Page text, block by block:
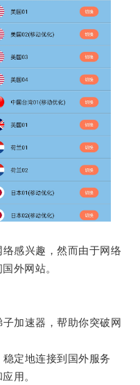
感兴趣，然而由于网络
外网站。
加速器，帮助你突破网
定地连接到国外服务
用。